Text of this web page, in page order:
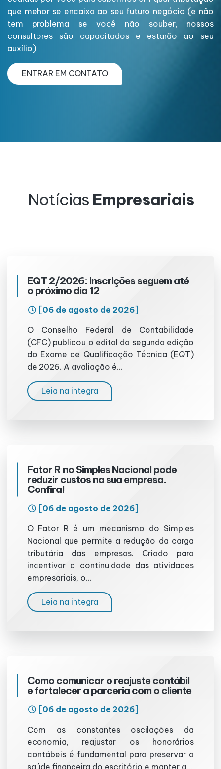
que mehor se encaixa ao seu futuro negócio (e não
tem problema se você não souber, nossos
consultores são capacitados e estarão ao seu
auxílio).
ENTRAR EM CONTATO
Notícias Empresariais
EQT 2/2026: inscrições seguem até
o próximo dia 12
[06 de agosto de 2026]
O Conselho Federal de Contabilidade
(CFC) publicou o edital da segunda edição
do Exame de Qualificação Técnica (EQT)
de 2026. A avaliação é...
Leia na integra
Fator R no Simples Nacional pode
reduzir custos na sua empresa.
Confira!
[06 de agosto de 2026]
O Fator R é um mecanismo do Simples
Nacional que permite a redução da carga
tributária das empresas. Criado para
incentivar a continuidade das atividades
empresariais, o...
Leia na integra
Como comunicar o reajuste contábil
e fortalecer a parceria com o cliente
[06 de agosto de 2026]
Com as constantes oscilações da
economia, reajustar os honorários
contábeis é fundamental para preservar a
saúde financeira do escritório e manter a...